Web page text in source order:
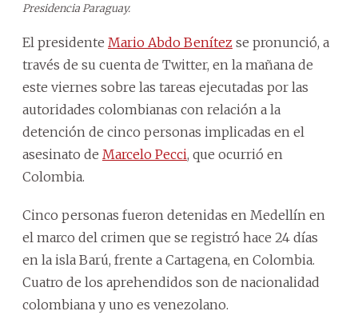
Presidencia Paraguay.
El presidente Mario Abdo Benítez se pronunció, a
través de su cuenta de Twitter, en la mañana de
este viernes sobre las tareas ejecutadas por las
autoridades colombianas con relación a la
detención de cinco personas implicadas en el
asesinato de Marcelo Pecci, que ocurrió en
Colombia.
Cinco personas fueron detenidas en Medellín en
el marco del crimen que se registró hace 24 días
en la isla Barú, frente a Cartagena, en Colombia.
Cuatro de los aprehendidos son de nacionalidad
colombiana y uno es venezolano.